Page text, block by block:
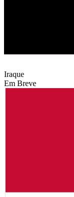
Iraque
Em Breve